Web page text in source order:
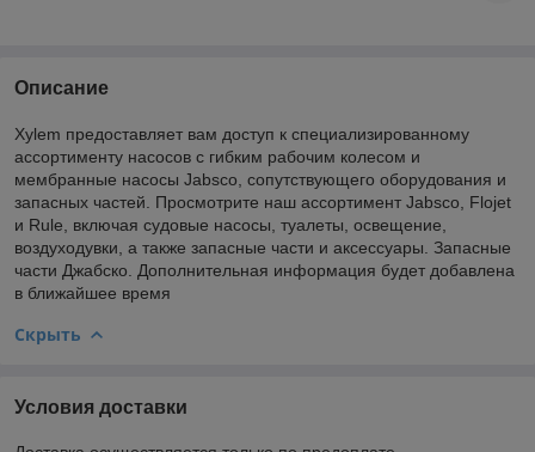
Описание
Xylem предоставляет вам доступ к специализированному
ассортименту насосов с гибким рабочим колесом и
мембранные насосы Jabsco, сопутствующего оборудования и
запасных частей. Просмотрите наш ассортимент Jabsco, Flojet
и Rule, включая судовые насосы, туалеты, освещение,
воздуходувки, а также запасные части и аксессуары. Запасные
части Джабско. Дополнительная информация будет добавлена
в ближайшее время
Скрыть
Условия доставки